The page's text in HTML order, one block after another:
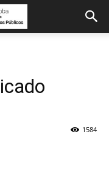
1584